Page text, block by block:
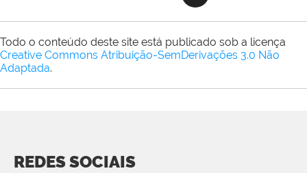
Todo o conteúdo deste site está publicado sob a licença
Creative Commons Atribuição-SemDerivações 3.0 Não
Adaptada.
REDES SOCIAIS